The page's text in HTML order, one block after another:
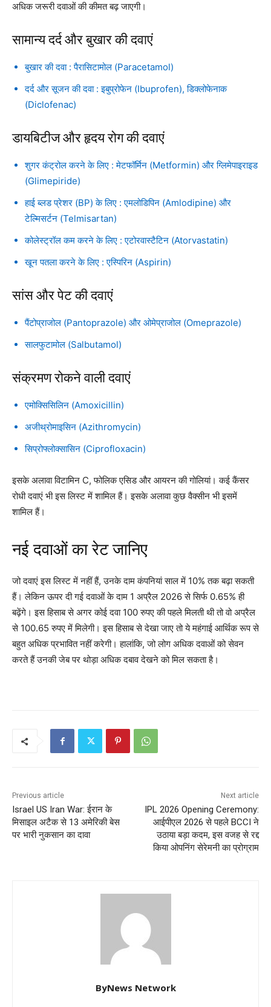
अधिक जरूरी दवाओं की कीमत बढ़ जाएगी।
सामान्य दर्द और बुखार की दवाएं
बुखार की दवा : पैरासिटामोल (Paracetamol)
दर्द और सूजन की दवा : इबुप्रोफेन (Ibuprofen), डिक्लोफेनाक
(Diclofenac)
डायबिटीज और हृदय रोग की दवाएं
शुगर कंट्रोल करने के लिए : मेटफॉर्मिन (Metformin) और ग्लिमेपाइराइड
(Glimepiride)
हाई ब्लड प्रेशर (BP) के लिए : एमलोडिपिन (Amlodipine) और
टेल्मिसर्टन (Telmisartan)
कोलेस्ट्रॉल कम करने के लिए : एटोरवास्टैटिन (Atorvastatin)
खून पतला करने के लिए : एस्पिरिन (Aspirin)
सांस और पेट की दवाएं
पैंटोप्राजोल (Pantoprazole) और ओमेप्राजोल (Omeprazole)
सालफुटामोल (Salbutamol)
संक्रमण रोकने वाली दवाएं
एमोक्सिसिलिन (Amoxicillin)
अजीथ्रोमाइसिन (Azithromycin)
सिप्रोफ्लोक्सासिन (Ciprofloxacin)
इसके अलावा विटामिन C, फोलिक एसिड और आयरन की गोलियां। कई कैंसर
रोधी दवाएं भी इस लिस्ट में शामिल हैं। इसके अलावा कुछ वैक्सीन भी इसमें
शामिल हैं।
नई दवाओं का रेट जानिए
जो दवाएं इस लिस्ट में नहीं हैं, उनके दाम कंपनियां साल में 10% तक बढ़ा सकती
हैं। लेकिन ऊपर दी गई दवाओं के दाम 1 अप्रैल 2026 से सिर्फ 0.65% ही
बढ़ेंगे। इस हिसाब से अगर कोई दवा 100 रुपए की पहले मिलती थी तो वो अप्रैल
से 100.65 रुपए में मिलेगी। इस हिसाब से देखा जाए तो ये महंगाई आर्थिक रूप से
बहुत अधिक प्रभावित नहीं करेगी। हालांकि, जो लोग अधिक दवाओं को सेवन
करते हैं उनकी जेब पर थोड़ा अधिक दबाव देखने को मिल सकता है।
Previous article
Israel US Iran War: ईरान के
मिसाइल अटैक से 13 अमेरिकी बेस
पर भारी नुकसान का दावा
Next article
IPL 2026 Opening Ceremony:
आईपीएल 2026 से पहले BCCI ने
उठाया बड़ा कदम, इस वजह से रद्द
किया ओपनिंग सेरेमनी का प्रोग्राम
ByNews Network